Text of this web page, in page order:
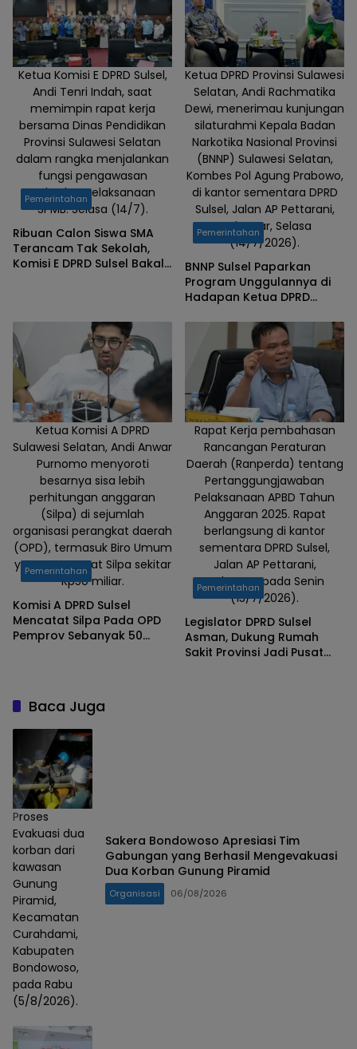
Ketua Komisi E DPRD Sulsel,
Andi Tenri Indah, saat
memimpin rapat kerja
bersama Dinas Pendidikan
Provinsi Sulawesi Selatan
dalam rangka menjalankan
fungsi pengawasan
terhadap pelaksanaan
SPMB. Selasa (14/7).
Pemerintahan
Ribuan Calon Siswa SMA
Terancam Tak Sekolah,
Komisi E DPRD Sulsel Bakal
Ketua DPRD Provinsi Sulawesi
Selatan, Andi Rachmatika
Dewi, menerimau kunjungan
silaturahmi Kepala Badan
Narkotika Nasional Provinsi
(BNNP) Sulawesi Selatan,
Kombes Pol Agung Prabowo,
di kantor sementara DPRD
Sulsel, Jalan AP Pettarani,
Makassar, Selasa
(14/7/2026).
Pemerintahan
BNNP Sulsel Paparkan
Program Unggulannya di
Hadapan Ketua DPRD
Ketua Komisi A DPRD
Sulawesi Selatan, Andi Anwar
Purnomo menyoroti
besarnya sisa lebih
perhitungan anggaran
(Silpa) di sejumlah
organisasi perangkat daerah
(OPD), termasuk Biro Umum
yang mencatat Silpa sekitar
Rp50 miliar.
Pemerintahan
Komisi A DPRD Sulsel
Mencatat Silpa Pada OPD
Pemprov Sebanyak 50
Rapat Kerja pembahasan
Rancangan Peraturan
Daerah (Ranperda) tentang
Pertanggungjawaban
Pelaksanaan APBD Tahun
Anggaran 2025. Rapat
berlangsung di kantor
sementara DPRD Sulsel,
Jalan AP Pettarani,
Makassar, pada Senin
(13/7/2026).
Pemerintahan
Legislator DPRD Sulsel
Asman, Dukung Rumah
Sakit Provinsi Jadi Pusat
Baca Juga
Proses
Evakuasi dua
korban dari
kawasan
Gunung
Piramid,
Kecamatan
Curahdami,
Kabupaten
Bondowoso,
pada Rabu
(5/8/2026).
Sakera Bondowoso Apresiasi Tim
Gabungan yang Berhasil Mengevakuasi
Dua Korban Gunung Piramid
Organisasi 06/08/2026